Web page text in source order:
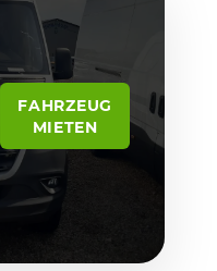
FAHRZEUG
MIETEN